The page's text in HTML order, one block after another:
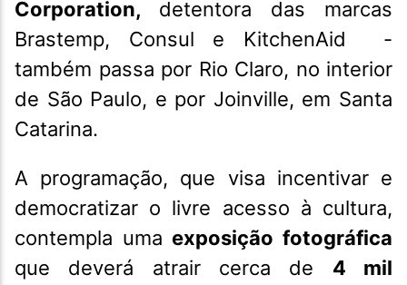
Corporation, detentora das marcas
Brastemp, Consul e KitchenAid -
também passa por Rio Claro, no interior
de São Paulo, e por Joinville, em Santa
Catarina.
A programação, que visa incentivar e
democratizar o livre acesso à cultura,
contempla uma exposição fotográfica
que deverá atrair cerca de 4 mil